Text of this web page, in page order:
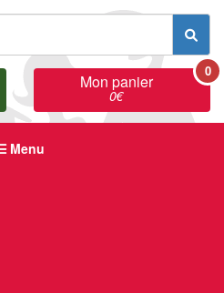
Mon panier
0€
0
Menu